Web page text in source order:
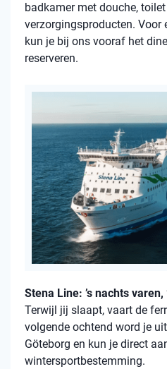
badkamer met douche, toilet
verzorgingsproducten. Voor
kun je bij ons vooraf het
reserveren.
Stena Line: ’s nachts
Terwijl jij slaapt, vaart de
volgende ochtend word je
Göteborg en kun je direct
wintersportbestemming.